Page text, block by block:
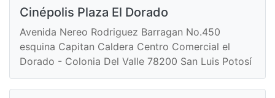
Cinépolis Plaza El Dorado
Avenida Nereo Rodriguez Barragan No.450
esquina Capitan Caldera Centro Comercial el
Dorado - Colonia Del Valle 78200 San Luis Potosí